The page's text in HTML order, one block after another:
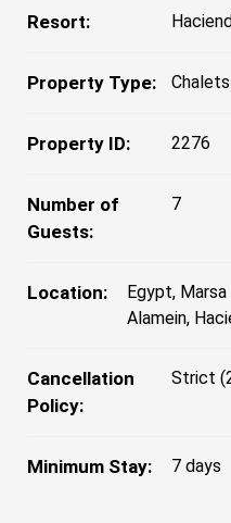
Resort:
Property Type: Chalets
Property ID: 2276
Number of
Guests:
7
Location:
Egypt, Marsa
Alamein,
Cancellation
Policy:
Strict
Minimum Stay: 7 days